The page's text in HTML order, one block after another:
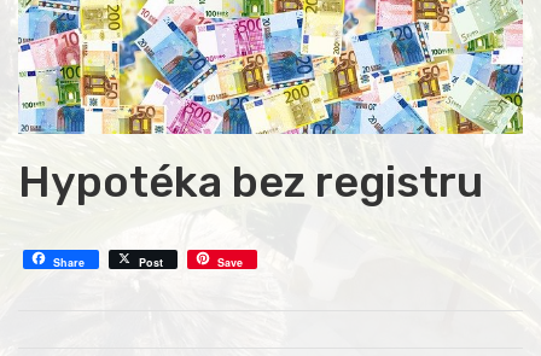
Hypotéka bez registru
Share Post Save